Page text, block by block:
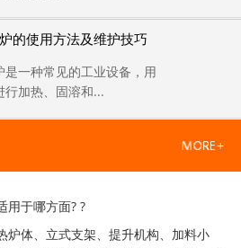
的使用方法及维护技巧
是一种常见的工业设备，用
行加热、固溶和...
用于哪方面? ?
炉体、立式支架、提升机构、加料小